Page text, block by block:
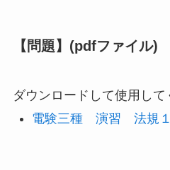
【問題】(pdfファイル)
ダウンロードして使用して
電験三種 演習 法規１